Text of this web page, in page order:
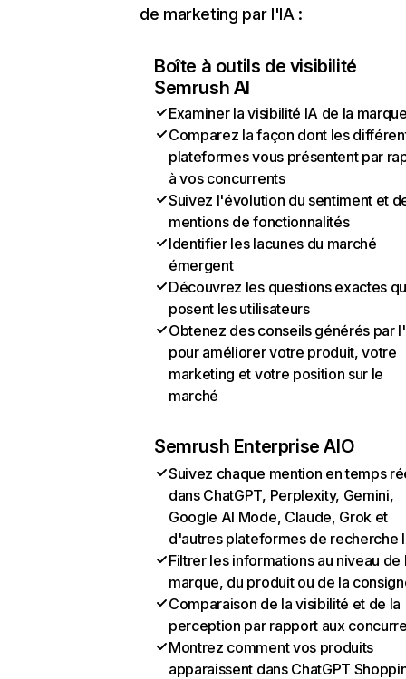
de marketing par l'IA :
Boîte à outils de visibilité
Semrush AI
Examiner la visibilité IA de la
Comparez la façon dont les
plateformes vous présentent par
à vos concurrents
Suivez l'évolution du sentiment et
mentions de fonctionnalités
Identifier les lacunes du marché
émergent
Découvrez les questions exactes
posent les utilisateurs
Obtenez des conseils générés par
pour améliorer votre produit, votre
marketing et votre position sur le
marché
Semrush Enterprise AIO
Suivez chaque mention en temps
dans ChatGPT, Perplexity, Gemini,
Google AI Mode, Claude, Grok et
d'autres plateformes de recherche
Filtrer les informations au niveau de
marque, du produit ou de la
Comparaison de la visibilité et de la
perception par rapport aux
Montrez comment vos produits
apparaissent dans ChatGPT